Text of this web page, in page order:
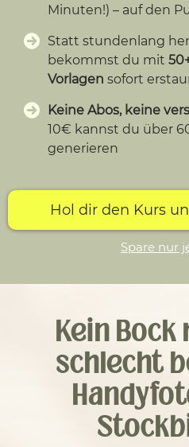
Minuten!) – auf den
Statt stundenlang
bekommst du mit
Vorlagen sofort
Keine Abos, keine
10€ kannst du über
generieren
Hol dir den Kurs
Spare nur
Kein
schlecht